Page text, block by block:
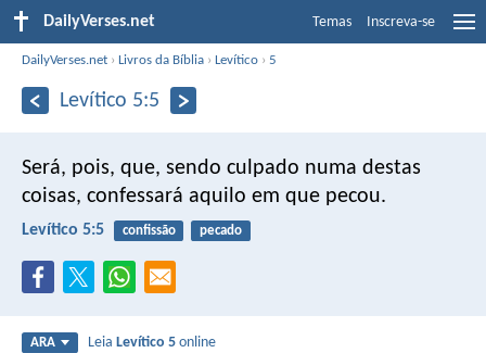
DailyVerses.net Temas Inscreva-se
DailyVerses.net ›Livros da Bíblia ›Levítico ›5
Levítico 5:5
Será, pois, que, sendo culpado numa destas
coisas, confessará aquilo em que pecou.
Levítico 5:5 confissão pecado
ARA LeiaLevítico 5 online